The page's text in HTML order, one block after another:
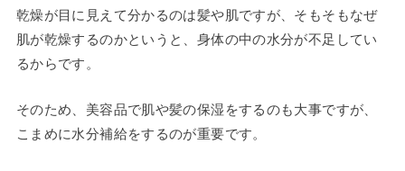
乾燥が目に見えて分かるのは髪や肌ですが、そもそもなぜ
肌が乾燥するのかというと、身体の中の水分が不足してい
るからです。
そのため、美容品で肌や髪の保湿をするのも大事ですが、
こまめに水分補給をするのが重要です。